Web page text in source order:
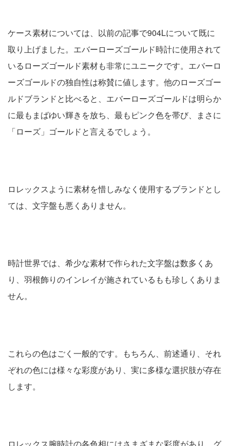
ケース素材については、以前の記事で904Lについて既に
取り上げました。エバーローズゴールド時計に使用されて
いるローズゴールド素材も非常にユニークです。エバーロ
ーズゴールドの独自性は称賛に値します。他のローズゴー
ルドブランドと比べると、エバーローズゴールドは明らか
に最もまばゆい輝きを放ち、最もピンク色を帯び、まさに
「ローズ」ゴールドと言えるでしょう。
ロレックスように素材を惜しみなく使用するブランドとし
ては、文字盤も悪くありません。
時計世界では、希少な素材で作られた文字盤は数多くあ
り、羽根飾りのインレイが施されているもも珍しくありま
せん。
これらの色はごく一般的です。もちろん、前述通り、それ
ぞれの色には様々な彩度があり、実に多様な選択肢が存在
します。